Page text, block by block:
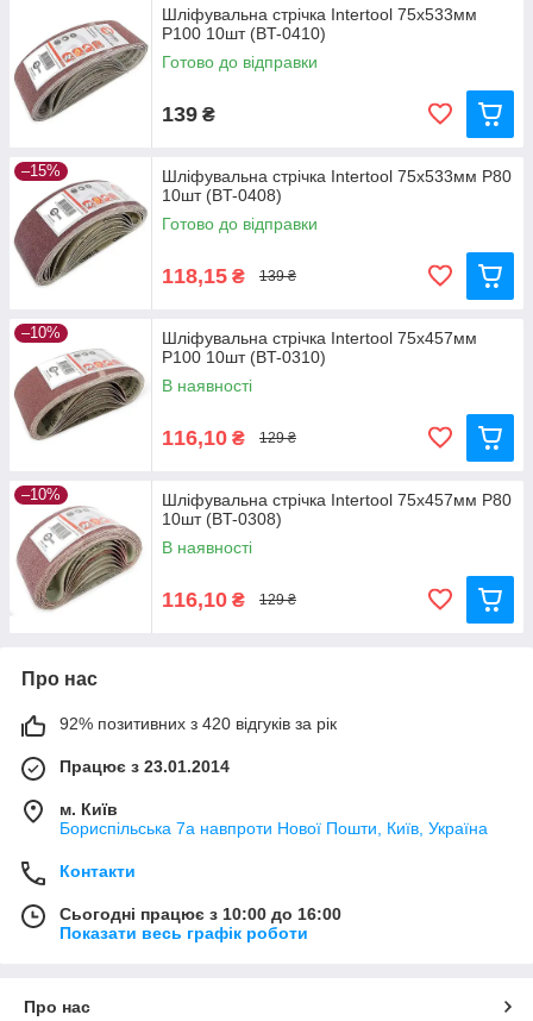
Шліфувальна стрічка Intertool 75x533мм
P100 10шт (BT-0410)
Готово до відправки
139 ₴
–15%
Шліфувальна стрічка Intertool 75x533мм P80
10шт (BT-0408)
Готово до відправки
118,15 ₴ 139 ₴
–10%
Шліфувальна стрічка Intertool 75x457мм
P100 10шт (BT-0310)
В наявності
116,10 ₴ 129 ₴
–10%
Шліфувальна стрічка Intertool 75x457мм P80
10шт (BT-0308)
В наявності
116,10 ₴ 129 ₴
Про нас
92% позитивних з 420 відгуків за рік
Працює з 23.01.2014
м. Київ
Бориспільська 7а навпроти Нової Пошти, Київ, Україна
Контакти
Сьогодні працює з 10:00 до 16:00
Показати весь графік роботи
Про нас